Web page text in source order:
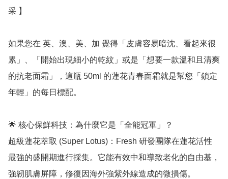
采 】
如果您在 英、澳、美、加 覺得「皮膚容易暗沈、看起來很
累」、「開始出現細小的乾紋」或是「想要一款溫和且清爽
的抗老面霜」，這瓶 50ml 的蓮花青春面霜就是幫您「鎖定
年輕」的每日標配。
🌟 核心保鮮科技：為什麼它是「全能冠軍」？
超級蓮花萃取 (Super Lotus)：Fresh 研發團隊在蓮花活性
最強的盛開期進行採集。它能有效中和導致老化的自由基，
強韌肌膚屏障，修復因海外強紫外線造成的微損傷。